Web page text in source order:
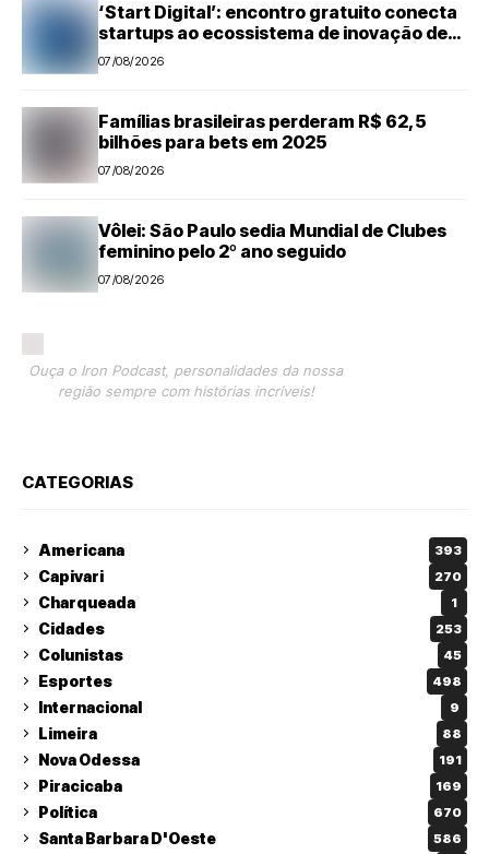
‘Start Digital’: encontro gratuito conecta
startups ao ecossistema de inovação de
Piracicaba
07/08/2026
Famílias brasileiras perderam R$ 62,5
bilhões para bets em 2025
07/08/2026
Vôlei: São Paulo sedia Mundial de Clubes
feminino pelo 2º ano seguido
07/08/2026
Ouça o Iron Podcast, personalidades da nossa
região sempre com histórias incríveis!
CATEGORIAS
Americana 393
Capivari 270
Charqueada 1
Cidades 253
Colunistas 45
Esportes 498
Internacional 9
Limeira 88
Nova Odessa 191
Piracicaba 169
Política 670
Santa Barbara D'Oeste 586